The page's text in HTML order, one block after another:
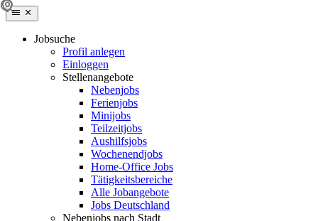
Jobsuche
Profil anlegen
Einloggen
Stellenangebote
Nebenjobs
Ferienjobs
Minijobs
Teilzeitjobs
Aushilfsjobs
Wochenendjobs
Home-Office Jobs
Tätigkeitsbereiche
Alle Jobangebote
Jobs Deutschland
Nebenjobs nach Stadt